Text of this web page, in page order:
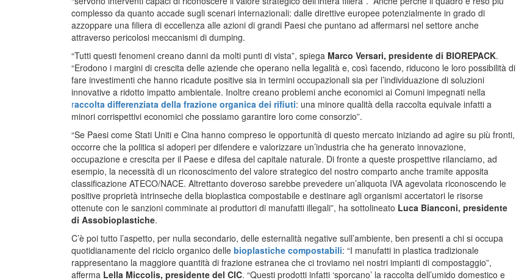
complesso da quanto accade sugli scenari internazionali: dalle direttive europee potenzialmente in grado di
azzoppare una filiera di eccellenza alle azioni di grandi Paesi che puntano ad affermarsi nel settore anche
attraverso pericolosi meccanismi di dumping.
“Tutti questi fenomeni creano danni da molti punti di vista”, spiega Marco Versari, presidente di BIOREPACK.
“Erodono i margini di crescita delle aziende che operano nella legalità e, così facendo, riducono le loro possibilità di
fare investimenti che hanno ricadute positive sia in termini occupazionali sia per l’individuazione di soluzioni
innovative a ridotto impatto ambientale. Inoltre creano problemi anche economici ai Comuni impegnati nella
raccolta differenziata della frazione organica dei rifiuti: una minore qualità della raccolta equivale infatti a
minori corrispettivi economici che possiamo garantire loro come consorzio”.
“Se Paesi come Stati Uniti e Cina hanno compreso le opportunità di questo mercato iniziando ad agire su più fronti,
occorre che la politica si adoperi per difendere e valorizzare un’industria che ha generato innovazione,
occupazione e crescita per il Paese e difesa del capitale naturale. Di fronte a queste prospettive rilanciamo, ad
esempio, la necessità di un riconoscimento del valore strategico del nostro comparto anche tramite apposita
classificazione ATECO/NACE. Altrettanto doveroso sarebbe prevedere un’aliquota IVA agevolata riconoscendo le
positive proprietà intrinseche della bioplastica compostabile e destinare agli organismi accertatori le risorse
ottenute con le sanzioni comminate ai produttori di manufatti illegali”, ha sottolineato Luca Bianconi, presidente
di Assobioplastiche.
C’è poi tutto l’aspetto, per nulla secondario, delle esternalità negative sull’ambiente, ben presenti a chi si occupa
quotidianamente del riciclo organico delle bioplastiche compostabili: “I manufatti in plastica tradizionale
rappresentano la maggiore quantità di frazione estranea che ci troviamo nei nostri impianti di compostaggio”,
afferma Lella Miccolis, presidente del CIC. “Questi prodotti infatti ‘sporcano’ la raccolta dell’umido domestico e